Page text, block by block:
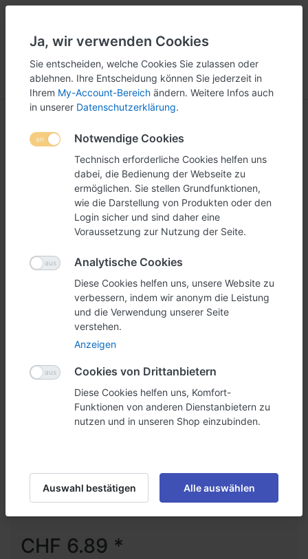
Menü Anmelden Vergleichen Wunschliste Warenkorb
Prospekthänger A4 (7263)
Geben Sie die erste Bewertung ab
Art.-Nr. 0307263
CHF 6.89 *
Ja, wir verwenden Cookies
Sie entscheiden, welche Cookies Sie zulassen oder
ablehnen. Ihre Entscheidung können Sie jederzeit in
Ihrem My-Account-Bereich ändern. Weitere Infos auch
in unserer Datenschutzerklärung.
Notwendige Cookies
Technisch erforderliche Cookies helfen uns
dabei, die Bedienung der Webseite zu
ermöglichen. Sie stellen Grundfunktionen,
wie die Darstellung von Produkten oder den
Login sicher und sind daher eine
Voraussetzung zur Nutzung der Seite.
Analytische Cookies
Diese Cookies helfen uns, unsere Website zu
verbessern, indem wir anonym die Leistung
und die Verwendung unserer Seite
verstehen.
Anzeigen
Cookies von Drittanbietern
Diese Cookies helfen uns, Komfort-
Funktionen von anderen Dienstanbietern zu
nutzen und in unseren Shop einzubinden.
Auswahl bestätigen Alle auswählen